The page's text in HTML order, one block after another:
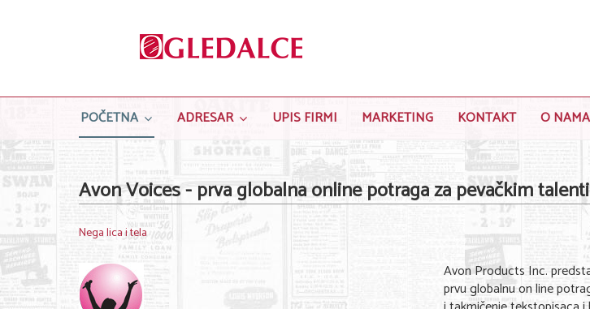
POČETNA ADRESAR UPIS FIRMI MARKETING KONTAKT O NAMA
Avon Voices - prva globalna online potraga za pevačkim
Nega lica i tela
Avon Products Inc.
prvu globalnu on line